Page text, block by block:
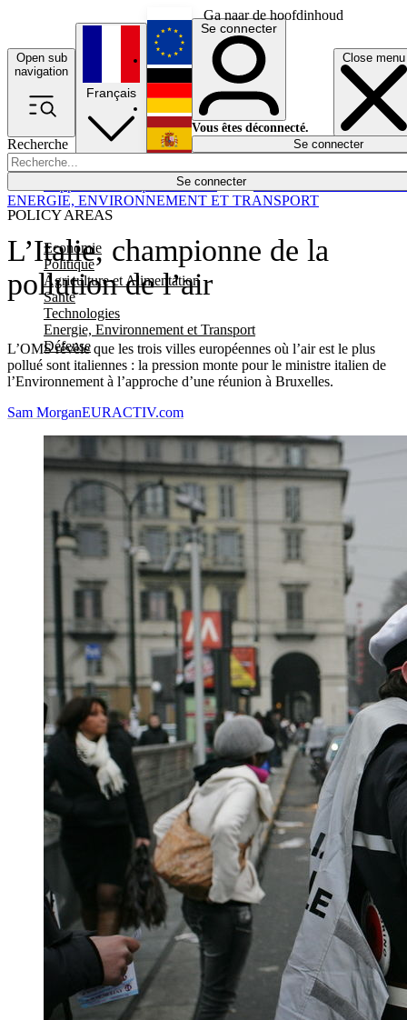
Ga naar de hoofdinhoud
Open sub
navigation
Close menu
Recherche
Se connecter
POLICY AREAS
Economie
Politique
Agriculture et Alimentation
Santé
Technologies
Energie, Environnement et Transport
Défense
Économie
Français
English
Deutsch
Español
Se connecter
Vous êtes déconnecté.
Se connecter
L’Italie, championne de la
pollution de l’air
L’OMS révèle que les trois villes européennes où l’air est le plus
pollué sont italiennes : la pression monte pour le ministre italien de
l’Environnement à l’approche d’une réunion à Bruxelles.
ENERGIE, ENVIRONNEMENT ET TRANSPORT
Sam MorganEURACTIV.com